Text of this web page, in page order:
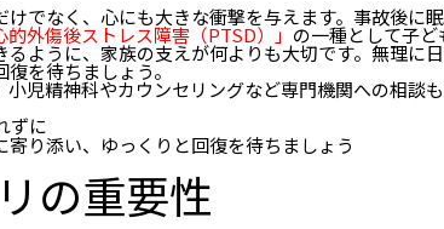
けでなく、心にも大きな衝撃を与えます。事故後に
的外傷後ストレス障害（PTSD）」 の一種として子ど
るように、家族の支えが何よりも大切です。無理に
復を待ちましょう。
小児精神科やカウンセリングなど専門機関への相談も
寄り添い、ゆっくりと回復を待ちましょう
の重要性